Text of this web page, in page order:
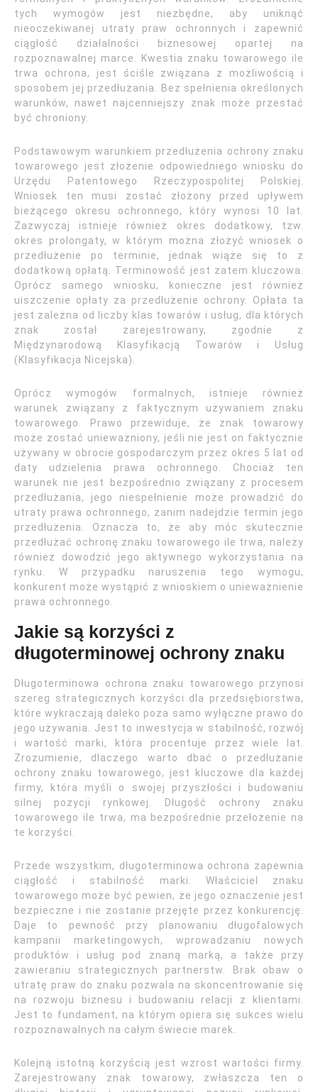
tych wymogów jest niezbędne, aby uniknąć
nieoczekiwanej utraty praw ochronnych i zapewnić
ciągłość działalności biznesowej opartej na
rozpoznawalnej marce. Kwestia znaku towarowego ile
trwa ochrona, jest ściśle związana z możliwością i
sposobem jej przedłużania. Bez spełnienia określonych
warunków, nawet najcenniejszy znak może przestać
być chroniony.
Podstawowym warunkiem przedłużenia ochrony znaku
towarowego jest złożenie odpowiedniego wniosku do
Urzędu Patentowego Rzeczypospolitej Polskiej.
Wniosek ten musi zostać złożony przed upływem
bieżącego okresu ochronnego, który wynosi 10 lat.
Zazwyczaj istnieje również okres dodatkowy, tzw.
okres prolongaty, w którym można złożyć wniosek o
przedłużenie po terminie, jednak wiąże się to z
dodatkową opłatą. Terminowość jest zatem kluczowa.
Oprócz samego wniosku, konieczne jest również
uiszczenie opłaty za przedłużenie ochrony. Opłata ta
jest zależna od liczby klas towarów i usług, dla których
znak został zarejestrowany, zgodnie z
Międzynarodową Klasyfikacją Towarów i Usług
(Klasyfikacja Nicejska).
Oprócz wymogów formalnych, istnieje również
warunek związany z faktycznym używaniem znaku
towarowego. Prawo przewiduje, że znak towarowy
może zostać unieważniony, jeśli nie jest on faktycznie
używany w obrocie gospodarczym przez okres 5 lat od
daty udzielenia prawa ochronnego. Chociaż ten
warunek nie jest bezpośrednio związany z procesem
przedłużania, jego niespełnienie może prowadzić do
utraty prawa ochronnego, zanim nadejdzie termin jego
przedłużenia. Oznacza to, że aby móc skutecznie
przedłużać ochronę znaku towarowego ile trwa, należy
również dowodzić jego aktywnego wykorzystania na
rynku. W przypadku naruszenia tego wymogu,
konkurent może wystąpić z wnioskiem o unieważnienie
prawa ochronnego.
Jakie są korzyści z
długoterminowej ochrony znaku
Długoterminowa ochrona znaku towarowego przynosi
szereg strategicznych korzyści dla przedsiębiorstwa,
które wykraczają daleko poza samo wyłączne prawo do
jego używania. Jest to inwestycja w stabilność, rozwój
i wartość marki, która procentuje przez wiele lat.
Zrozumienie, dlaczego warto dbać o przedłużanie
ochrony znaku towarowego, jest kluczowe dla każdej
firmy, która myśli o swojej przyszłości i budowaniu
silnej pozycji rynkowej. Długość ochrony znaku
towarowego ile trwa, ma bezpośrednie przełożenie na
te korzyści.
Przede wszystkim, długoterminowa ochrona zapewnia
ciągłość i stabilność marki. Właściciel znaku
towarowego może być pewien, że jego oznaczenie jest
bezpieczne i nie zostanie przejęte przez konkurencję.
Daje to pewność przy planowaniu długofalowych
kampanii marketingowych, wprowadzaniu nowych
produktów i usług pod znaną marką, a także przy
zawieraniu strategicznych partnerstw. Brak obaw o
utratę praw do znaku pozwala na skoncentrowanie się
na rozwoju biznesu i budowaniu relacji z klientami.
Jest to fundament, na którym opiera się sukces wielu
rozpoznawalnych na całym świecie marek.
Kolejną istotną korzyścią jest wzrost wartości firmy.
Zarejestrowany znak towarowy, zwłaszcza ten o